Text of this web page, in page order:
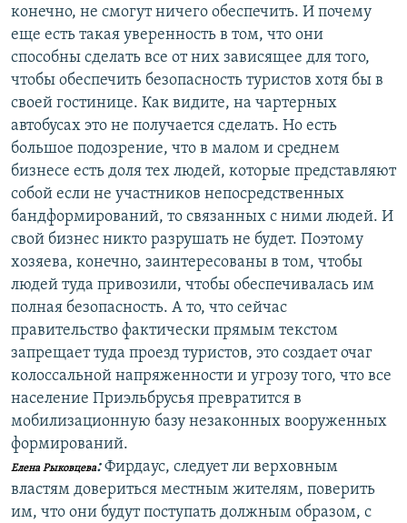
конечно, не смогут ничего обеспечить. И почему
еще есть такая уверенность в том, что они
способны сделать все от них зависящее для того,
чтобы обеспечить безопасность туристов хотя бы в
своей гостинице. Как видите, на чартерных
автобусах это не получается сделать. Но есть
большое подозрение, что в малом и среднем
бизнесе есть доля тех людей, которые представляют
собой если не участников непосредственных
бандформирований, то связанных с ними людей. И
свой бизнес никто разрушать не будет. Поэтому
хозяева, конечно, заинтересованы в том, чтобы
людей туда привозили, чтобы обеспечивалась им
полная безопасность. А то, что сейчас
правительство фактически прямым текстом
запрещает туда проезд туристов, это создает очаг
колоссальной напряженности и угрозу того, что все
население Приэльбрусья превратится в
мобилизационную базу незаконных вооруженных
формирований.
Елена Рыковцева:Фирдаус, следует ли верховным
властям довериться местным жителям, поверить
им, что они будут поступать должным образом, с